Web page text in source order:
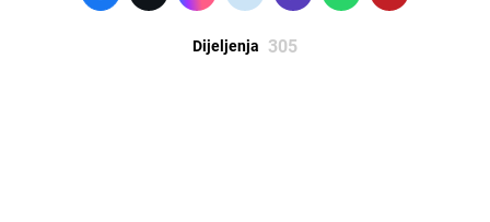
Dijeljenja 305